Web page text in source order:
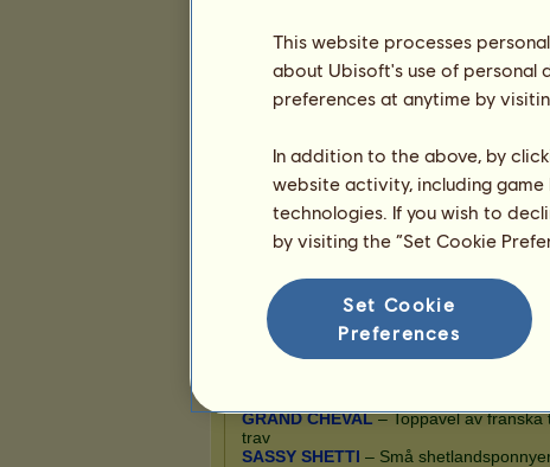
This website processes
about Ubisoft's use of personal
preferences at anytime by
In addition to the above, by
website activity, including
technologies. If you wish to
by visiting the “Set Cookie
Set Cookie
Preferences